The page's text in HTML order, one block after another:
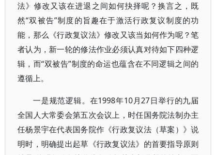
法》修改又该在进退之间如何抉择呢？换言之，既
然“双被告”制度的旨趣在于激活行政复议制度的功
能，那么《行政复议法》修改又该当如何作为呢？笔
者认为，新一轮的修法作业必须认真对待如下四种逻
辑，而“双被告”制度的命运也蕴含在不同逻辑之间的
遵循上。
一是规范逻辑。在1998年10月27日举行的九届
全国人大常委会第五次会议上，时任国务院法制办主
任杨景宇在代表国务院作《行政复议法（草案）》说
明时，明确提出起草《行政复议法》的首要指导原则